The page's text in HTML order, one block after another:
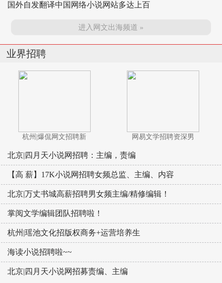
国外自发翻译中国网络小说网站多达上百
进入网文出海频道 »
业界招聘
杭州|爆侃网文招聘新 网易文学招聘资深男
北京|四月天小说网招聘：主编，责编
【高 薪】17K小说网招聘女频总监、主编、内容
北京|万丈书城高薪招聘男女频主编/精修编辑！
掌阅文学编辑团队招聘啦！
杭州|瑶池文化招版权商务+运营培养生
海读小说招聘啦~~
北京|四月天小说网招募责编、主编